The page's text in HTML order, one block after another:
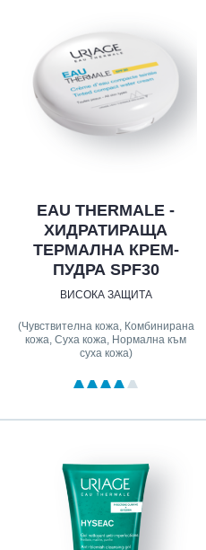
EAU THERMALE -
ХИДРАТИРАЩА
ТЕРМАЛНА КРЕМ-
ПУДРА SPF30
ВИСОКА ЗАЩИТА
(Чувствителна кожа, Комбинирана
кожа, Суха кожа, Нормална към
суха кожа)